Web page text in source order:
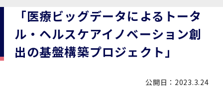
沿革
建物沿革
学問と教育の聖地 湯島に建つ東京医科歯科大
学
アクセストップ
キャンパスマップ
運営組織
運営組織トップ
広報誌・刊行物
学部入学案内トップ
アドミッション・ポリシー
大学院入学案内
大学院入学案内トップ
聴講生・科目等履修生および大学院研究生募集
聴講生・科目等履修生および大学院研究生募集
今後の博士学生向け支援制度について
令和8年度（2026年度）総合知と癒しの次世代
Tokyo Post-SPRING(医歯学系)春募集につい
Science Tokyo BOOST (医歯学系)トップ
令和8年度（2026年度）トップレベルAI研究の
対象学生（Science Tokyo BOOST（医歯学
CS（クリニシャン・サイエンティスト）養成支
援制度
教育理念トップ
ポリシー
医学部（医学科･保健衛生学科）
歯学部（歯学科･口腔保健学科）
医科（医系診療部門）
歯科（歯系診療部門）
研究・連携トップ
国際交流
「医療ビッグデータによるトータ
ル・ヘルスケアイノベーション創
出の基盤構築プロジェクト」
公開日：2023.3.24